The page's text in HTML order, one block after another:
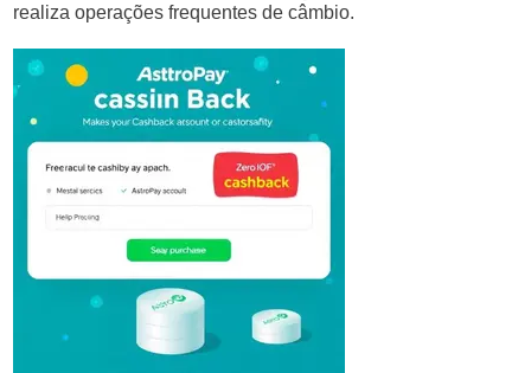
realiza operações frequentes de câmbio.